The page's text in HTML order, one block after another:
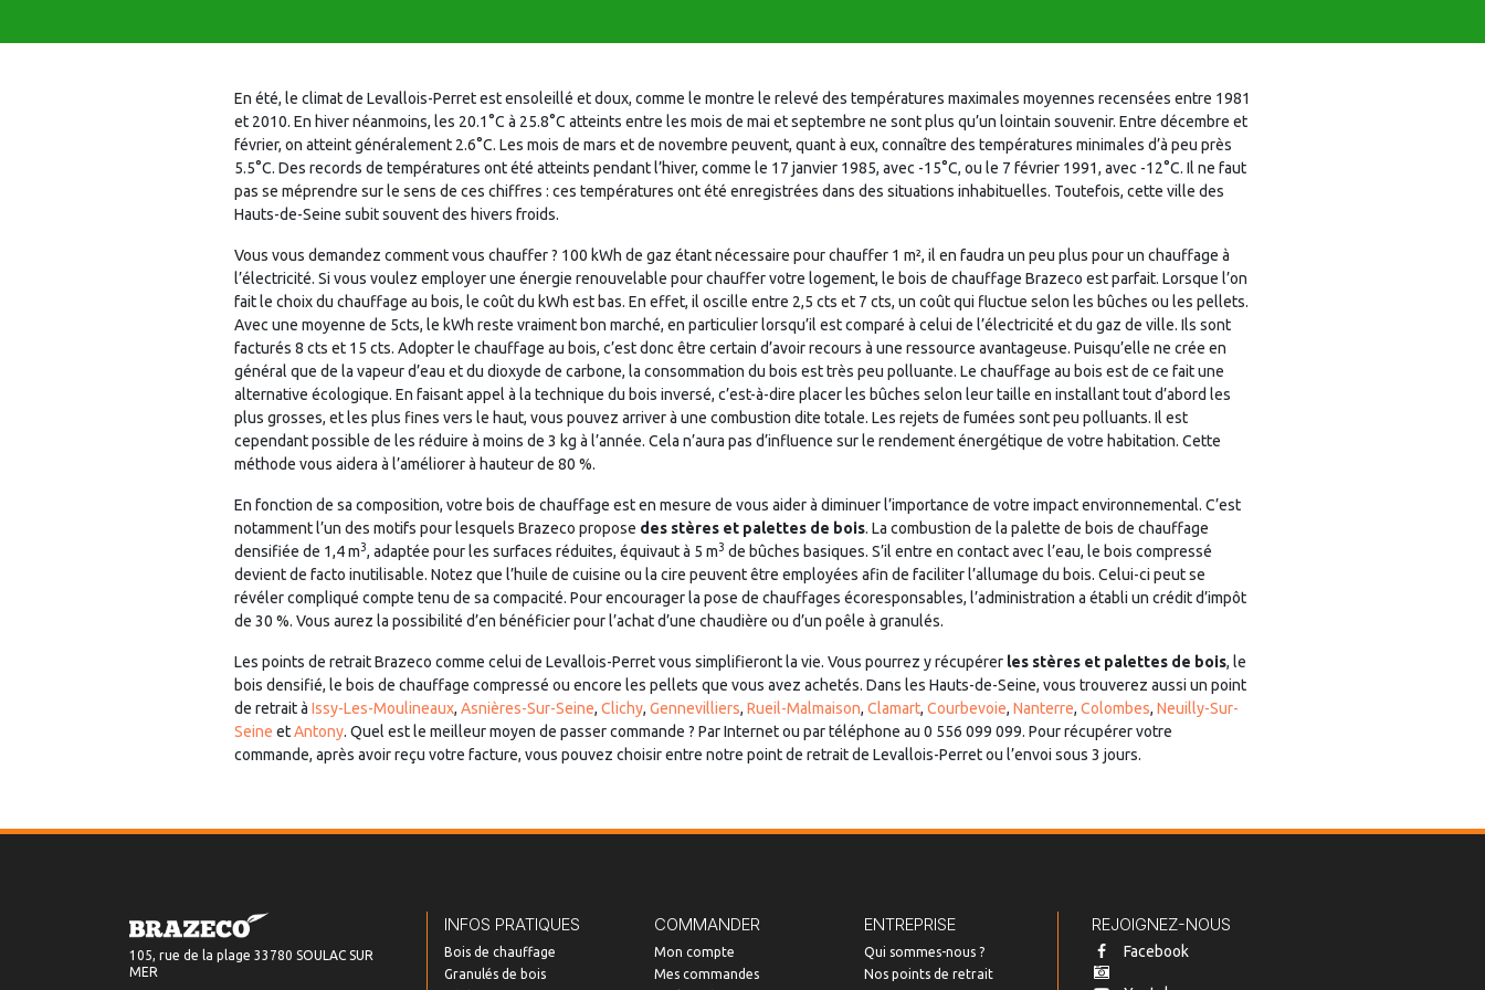
En été, le climat de Levallois-Perret est ensoleillé et doux, comme le montre le relevé des températures maximales moyennes recensées entre 1981
et 2010. En hiver néanmoins, les 20.1°C à 25.8°C atteints entre les mois de mai et septembre ne sont plus qu’un lointain souvenir. Entre décembre et
février, on atteint généralement 2.6°C. Les mois de mars et de novembre peuvent, quant à eux, connaître des températures minimales d’à peu près
5.5°C. Des records de températures ont été atteints pendant l’hiver, comme le 17 janvier 1985, avec -15°C, ou le 7 février 1991, avec -12°C. Il ne faut
pas se méprendre sur le sens de ces chiffres : ces températures ont été enregistrées dans des situations inhabituelles. Toutefois, cette ville des
Hauts-de-Seine subit souvent des hivers froids.
Vous vous demandez comment vous chauffer ? 100 kWh de gaz étant nécessaire pour chauffer 1 m², il en faudra un peu plus pour un chauffage à
l’électricité. Si vous voulez employer une énergie renouvelable pour chauffer votre logement, le bois de chauffage Brazeco est parfait. Lorsque l’on
fait le choix du chauffage au bois, le coût du kWh est bas. En effet, il oscille entre 2,5 cts et 7 cts, un coût qui fluctue selon les bûches ou les pellets.
Avec une moyenne de 5cts, le kWh reste vraiment bon marché, en particulier lorsqu’il est comparé à celui de l’électricité et du gaz de ville. Ils sont
facturés 8 cts et 15 cts. Adopter le chauffage au bois, c’est donc être certain d’avoir recours à une ressource avantageuse. Puisqu’elle ne crée en
général que de la vapeur d’eau et du dioxyde de carbone, la consommation du bois est très peu polluante. Le chauffage au bois est de ce fait une
alternative écologique. En faisant appel à la technique du bois inversé, c’est-à-dire placer les bûches selon leur taille en installant tout d’abord les
plus grosses, et les plus fines vers le haut, vous pouvez arriver à une combustion dite totale. Les rejets de fumées sont peu polluants. Il est
cependant possible de les réduire à moins de 3 kg à l’année. Cela n’aura pas d’influence sur le rendement énergétique de votre habitation. Cette
méthode vous aidera à l’améliorer à hauteur de 80 %.
En fonction de sa composition, votre bois de chauffage est en mesure de vous aider à diminuer l’importance de votre impact environnemental. C’est
notamment l’un des motifs pour lesquels Brazeco propose des stères et palettes de bois. La combustion de la palette de bois de chauffage
densifiée de 1,4 m3, adaptée pour les surfaces réduites, équivaut à 5 m3 de bûches basiques. S’il entre en contact avec l’eau, le bois compressé
devient de facto inutilisable. Notez que l’huile de cuisine ou la cire peuvent être employées afin de faciliter l’allumage du bois. Celui-ci peut se
révéler compliqué compte tenu de sa compacité. Pour encourager la pose de chauffages écoresponsables, l’administration a établi un crédit d’impôt
de 30 %. Vous aurez la possibilité d’en bénéficier pour l’achat d’une chaudière ou d’un poêle à granulés.
Les points de retrait Brazeco comme celui de Levallois-Perret vous simplifieront la vie. Vous pourrez y récupérer les stères et palettes de bois, le
bois densifié, le bois de chauffage compressé ou encore les pellets que vous avez achetés. Dans les Hauts-de-Seine, vous trouverez aussi un point
de retrait à Issy-Les-Moulineaux, Asnières-Sur-Seine, Clichy, Gennevilliers, Rueil-Malmaison, Clamart, Courbevoie, Nanterre, Colombes, Neuilly-Sur-
Seine etAntony. Quel est le meilleur moyen de passer commande ? Par Internet ou par téléphone au 0 556 099 099. Pour récupérer votre
commande, après avoir reçu votre facture, vous pouvez choisir entre notre point de retrait de Levallois-Perret ou l’envoi sous 3 jours.
105, rue de la plage 33780 SOULAC SUR
MER
INFOS PRATIQUES
Bois de chauffage
Granulés de bois
COMMANDER
Mon compte
Mes commandes
ENTREPRISE
Qui sommes-nous ?
Nos points de retrait
REJOIGNEZ-NOUS
Facebook